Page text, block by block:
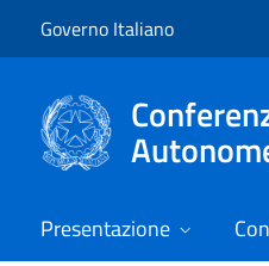
Governo Italiano
Presentazione